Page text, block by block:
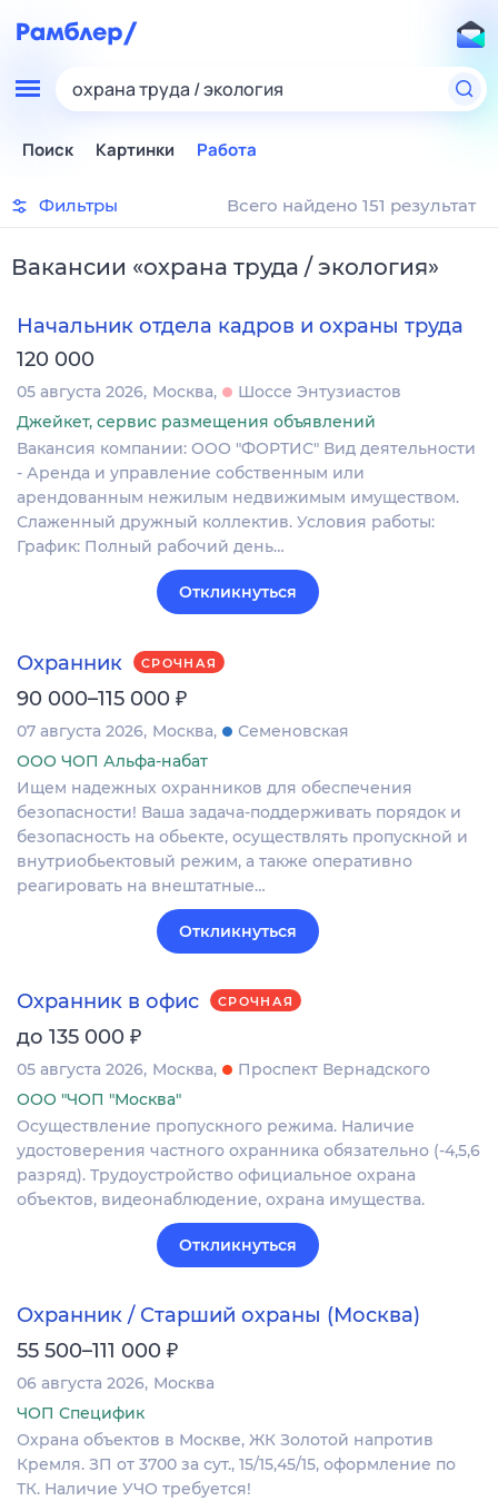
охрана труда / экология
Поиск Картинки Работа
Фильтры Всего найдено 151 результат
Вакансии «охрана труда / экология»
Начальник отдела кадров и охраны труда
120 000
05 августа 2026 Москва
Шоссе Энтузиастов
Джейкет, сервис размещения объявлений
Вакансия компании: ООО "ФОРТИС" Вид деятельности
- Аренда и управление собственным или
арендованным нежилым недвижимым имуществом.
Слаженный дружный коллектив. Условия работы:
График: Полный рабочий день…
Откликнуться
Охранник СРОЧНАЯ
90 000–115 000 ₽
07 августа 2026 Москва
Семеновская
ООО ЧОП Альфа-набат
Ищем надежных охранников для обеспечения
безопасности! Ваша задача-поддерживать порядок и
безопасность на обьекте, осуществлять пропускной и
внутриобьектовый режим, а также оперативно
реагировать на внештатные…
Откликнуться
Охранник в офис СРОЧНАЯ
до 135 000 ₽
05 августа 2026 Москва
Проспект Вернадского
ООО "ЧОП "Москва"
Осуществление пропускного режима. Наличие
удостоверения частного охранника обязательно (-4,5,6
разряд). Трудоустройство официальное охрана
объектов, видеонаблюдение, охрана имущества.
Откликнуться
Охранник / Старший охраны (Москва)
55 500–111 000 ₽
06 августа 2026 Москва
ЧОП Специфик
Охрана объектов в Москве, ЖК Золотой напротив
Кремля. ЗП от 3700 за сут., 15/15,45/15, оформление по
ТК. Наличие УЧО требуется!